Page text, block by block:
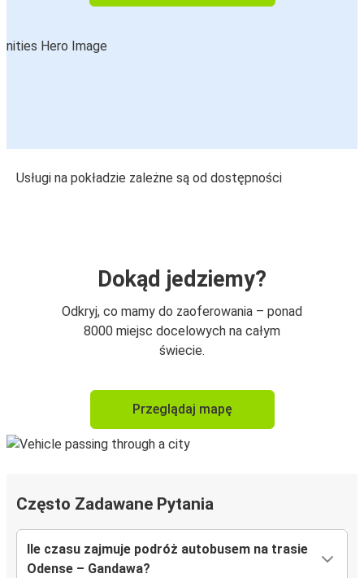
Usługi na pokładzie zależne są od dostępności
Dokąd jedziemy?
Odkryj, co mamy do zaoferowania – ponad
8000 miejsc docelowych na całym
świecie.
Przeglądaj mapę
Często Zadawane Pytania
Ile czasu zajmuje podróż autobusem na trasie
Odense – Gandawa?